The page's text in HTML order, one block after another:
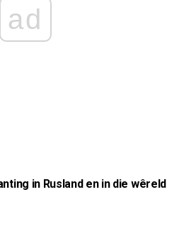
ad
in Rusland en in die wêreld